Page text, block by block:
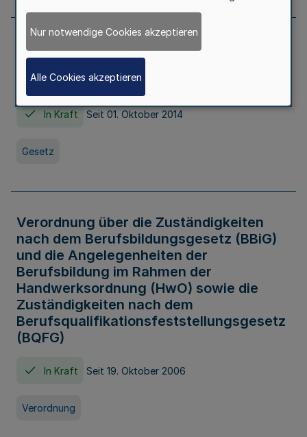
Gesetz über die Hochschulen des Landes
Nordrhein-Westfalen (Hochschulgesetz -
HG)
In Kraft Seit 01. Oktober 2014
Gesetz
Verordnung über die Zuständigkeiten
nach dem Berufsbildungsgesetz (BBiG)
und die Angelegenheiten der
Berufsbildung im Rahmen der
Handwerksordnung (HwO) sowie die
Zuständigkeiten nach dem
Berufsqualifikationsfeststellungsgesetz
(BQFG)
In Kraft Seit 19. Oktober 2006
Verordnung
Nur notwendige Cookies akzeptieren
Alle Cookies akzeptieren